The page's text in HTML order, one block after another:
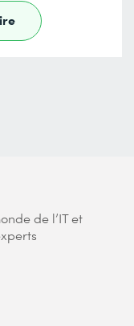
de l’IT et